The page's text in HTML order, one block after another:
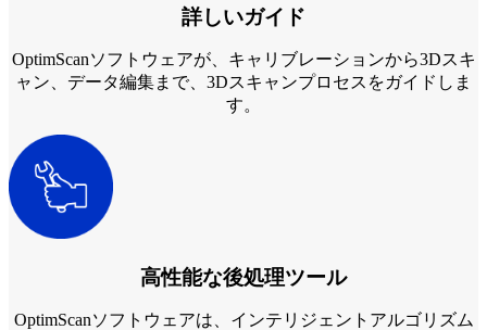
詳しいガイド
OptimScanソフトウェアが、キャリブレーションから3Dスキ
ャン、データ編集まで、3Dスキャンプロセスをガイドしま
す。
高性能な後処理ツール
OptimScanソフトウェアは、インテリジェントアルゴリズム